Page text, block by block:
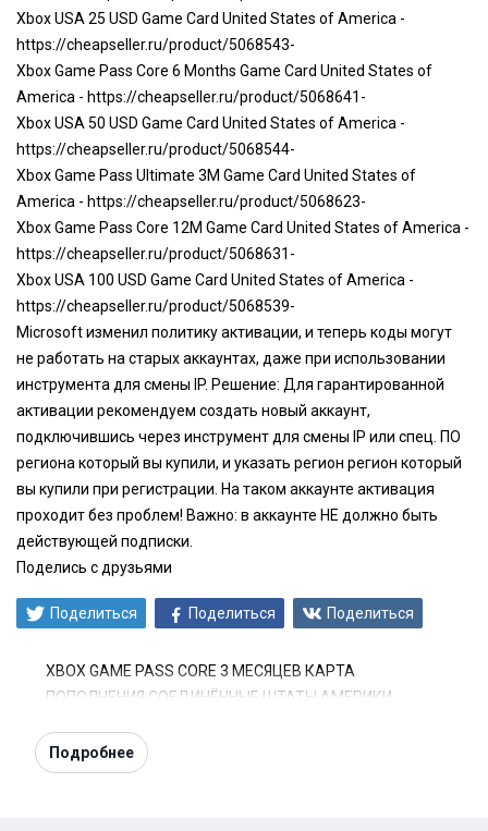
Xbox USA 25 USD Game Card United States of America -
https://cheapseller.ru/product/5068543-
Xbox Game Pass Core 6 Months Game Card United States of
America - https://cheapseller.ru/product/5068641-
Xbox USA 50 USD Game Card United States of America -
https://cheapseller.ru/product/5068544-
Xbox Game Pass Ultimate 3M Game Card United States of
America - https://cheapseller.ru/product/5068623-
Xbox Game Pass Core 12M Game Card United States of America -
https://cheapseller.ru/product/5068631-
Xbox USA 100 USD Game Card United States of America -
https://cheapseller.ru/product/5068539-
Microsoft изменил политику активации, и теперь коды могут
не работать на старых аккаунтах, даже при использовании
инструмента для смены IP. Решение: Для гарантированной
активации рекомендуем создать новый аккаунт,
подключившись через инструмент для смены IP или спец. ПО
региона который вы купили, и указать регион регион который
вы купили при регистрации. На таком аккаунте активация
проходит без проблем! Важно: в аккаунте НЕ должно быть
действующей подписки.
Поделись с друзьями
Поделиться Поделиться Поделиться
XBOX GAME PASS CORE 3 МЕСЯЦЕВ КАРТА
ПОПОЛНЕНИЯ СОЕДИНЁННЫЕ ШТАТЫ АМЕРИКИ
Подробнее